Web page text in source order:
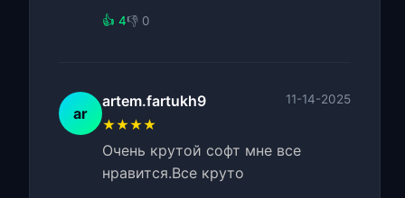
👍 4👎 0
ar
artem.fartukh9 11-14-2025
★★★★
Очень крутой софт мне все
нравится.Все круто